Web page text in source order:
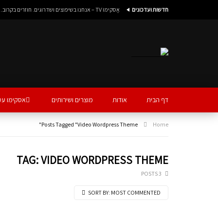
חדשות ועדכונים אָסקימוֹ TV – אנחנו בשיפוצים ושדרוגים. חוזרים בקרוב…. :)
דף הבית אודות מוצרים ושירותים אסקימו
Home
Posts Tagged "Video Wordpress Theme"
TAG: VIDEO WORDPRESS THEME
3 POSTS
SORT BY: MOST COMMENTED